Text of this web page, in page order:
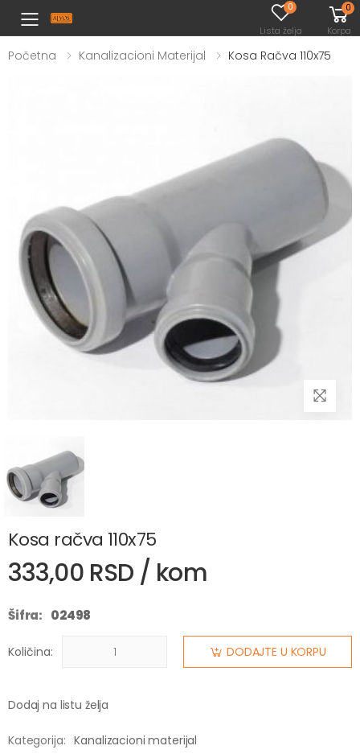
Toggle mobile menu
0
Lista želja
0
Korpa
Početna Kanalizacioni Materijal Kosa Račva 110x75
Kosa račva 110x75
333,00 RSD / kom
Šifra: 02498
Količina: DODAJTE U KORPU
Dodaj na listu želja
Kategorija: Kanalizacioni materijal